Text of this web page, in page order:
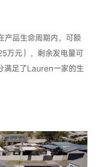
品生命周期内，可额
万元），剩余发电量可
满足了Lauren一家的生